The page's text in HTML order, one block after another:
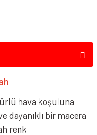
hava koşuluna
dayanıklı bir macera
renk